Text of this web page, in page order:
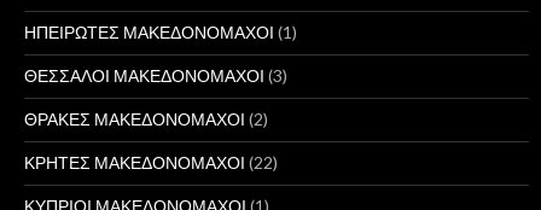
ΗΠΕΙΡΩΤΕΣ ΜΑΚΕΔΟΝΟΜΑΧΟΙ (1)
ΘΕΣΣΑΛΟΙ ΜΑΚΕΔΟΝΟΜΑΧΟΙ (3)
ΘΡΑΚΕΣ ΜΑΚΕΔΟΝΟΜΑΧΟΙ (2)
ΚΡΗΤΕΣ ΜΑΚΕΔΟΝΟΜΑΧΟΙ (22)
ΚΥΠΡΙΟΙ ΜΑΚΕΔΟΝΟΜΑΧΟΙ (1)